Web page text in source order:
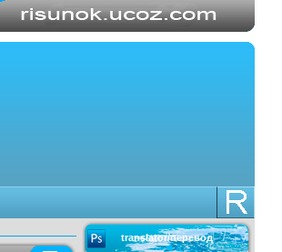
translator/перевод